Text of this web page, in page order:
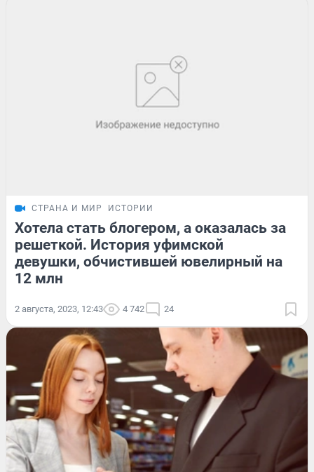
СТРАНА И МИР ИСТОРИИ
Хотела стать блогером, а оказалась за
решеткой. История уфимской
девушки, обчистившей ювелирный на
12 млн
2 августа, 2023, 12:43 4 742 24